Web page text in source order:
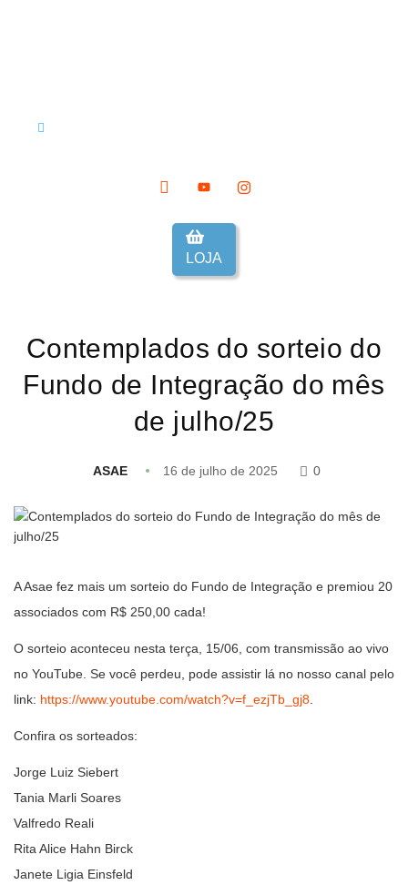
LOJA
Contemplados do sorteio do
Fundo de Integração do mês
de julho/25
ASAE 16 de julho de 2025 0
A Asae fez mais um sorteio do Fundo de Integração e premiou 20
associados com R$ 250,00 cada!
O sorteio aconteceu nesta terça, 15/06, com transmissão ao vivo
no YouTube. Se você perdeu, pode assistir lá no nosso canal pelo
link: https://www.youtube.com/watch?v=f_ezjTb_gj8.
Confira os sorteados:
Jorge Luiz Siebert
Tania Marli Soares
Valfredo Reali
Rita Alice Hahn Birck
Janete Ligia Einsfeld